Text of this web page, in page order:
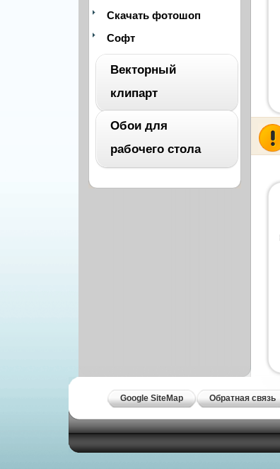
Скачать фотошоп
Софт
Векторный
клипарт
Архитектура
Природа
Спорт
Сборники
Обои для
рабочего стола
ВСЕ
Космос
Мультфильмы
Праздники
Google SiteMap Обратная связь